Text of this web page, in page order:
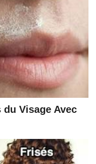
Visage Avec